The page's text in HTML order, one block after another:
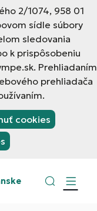
2/1074, 958 01
sídle súbory
sledovania
k prispôsobeniu
Prehliadaním
prehliadača
cookies